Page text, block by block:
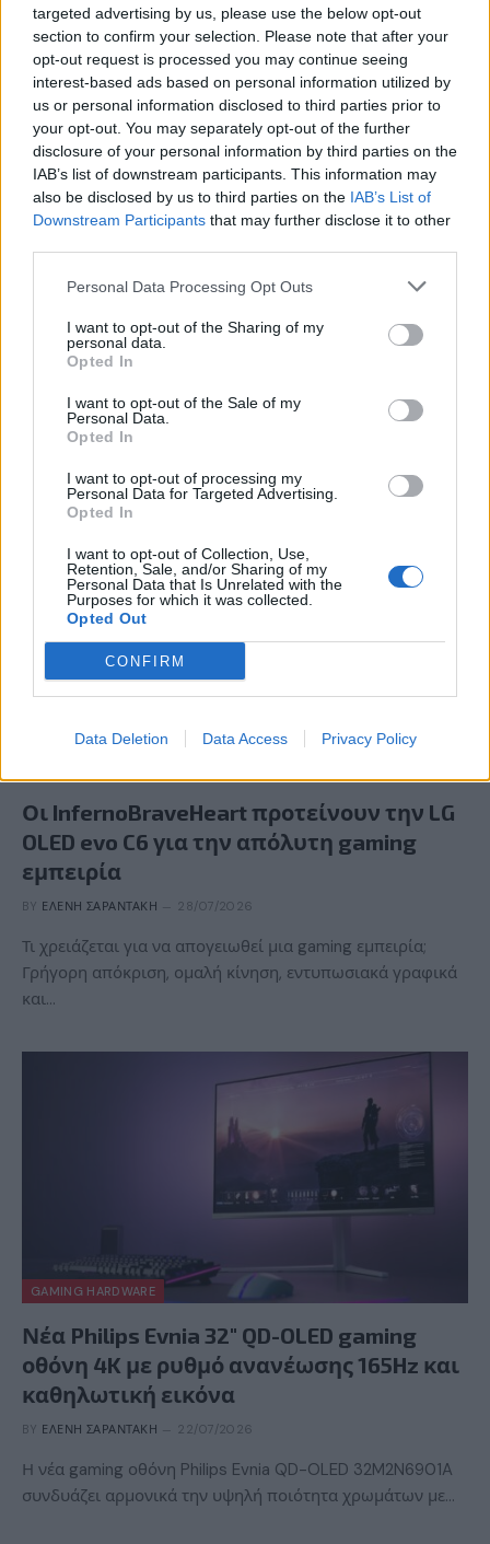
targeted advertising by us, please use the below opt-out
section to confirm your selection. Please note that after your
opt-out request is processed you may continue seeing
interest-based ads based on personal information utilized by
us or personal information disclosed to third parties prior to
your opt-out. You may separately opt-out of the further
disclosure of your personal information by third parties on the
IAB’s list of downstream participants. This information may
also be disclosed by us to third parties on the IAB’s List of
Downstream Participants that may further disclose it to other
Personal Data Processing Opt Outs
I want to opt-out of the Sharing of my
personal data.
Opted In
I want to opt-out of the Sale of my
Personal Data.
Opted In
I want to opt-out of processing my
Personal Data for Targeted Advertising.
Opted In
I want to opt-out of Collection, Use,
Retention, Sale, and/or Sharing of my
Personal Data that Is Unrelated with the
Purposes for which it was collected.
Opted Out
CONFIRM
Data Deletion Data Access Privacy Policy
Καλοκαιρινές στιγμές, ατελείωτες αποδράσεις και gaming
εμπειρίες με την τεχνολογία της LG UltraGear OLED. Η…
REVIEWS
The Mound: Omen of Cthulhu Review
ΠΈΤΡΟΣ ΚΥΠΡΑΊΟΣ 03/08/2026
Η ACE Team δεν ήταν ποτέ ένα στούντιο που
ακολουθούσε την πεπατημένη. Από τα Zeno…
Οι InfernoBraveHeart προτείνουν την LG
OLED evo C6 για την απόλυτη gaming
εμπειρία
BY ΕΛΈΝΗ ΣΑΡΑΝΤΆΚΗ 28/07/2026
Τι χρειάζεται για να απογειωθεί μια gaming εμπειρία;
Γρήγορη απόκριση, ομαλή κίνηση, εντυπωσιακά γραφικά
και…
GAMING HARDWARE
Νέα Philips Evnia 32″ QD-OLED gaming
οθόνη 4K με ρυθμό ανανέωσης 165Hz και
καθηλωτική εικόνα
BY ΕΛΈΝΗ ΣΑΡΑΝΤΆΚΗ 22/07/2026
Η νέα gaming οθόνη Philips Evnia QD-OLED 32M2N6901A
συνδυάζει αρμονικά την υψηλή ποιότητα χρωμάτων με…